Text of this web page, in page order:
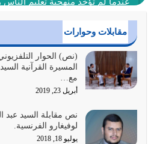
عندما لم تؤخذ منهجية تعليم
أغسطس 3, 2026
الغاية من الصلاة هو ذكر الله (أقم
إضافة إلى {وَأَعِدُّوا لَهُمْ مَا…
أغسطس 2, 2026
السبب الرئيسي لشقاء الأمة
والتعدي لحدود الله بالإضافات للدين
أغسطس 1, 2026
مقابلات وحوارات
(نص) الحوار
المسيرة القرآنية
مع…
أبريل 23, 2019
نص مقابلة السيد عبد
لوفيغارو الفرنسية.
يوليو 18, 2018